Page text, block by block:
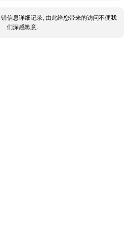
信息详细记录, 由此给您带来的访问不便我
们深感歉意.